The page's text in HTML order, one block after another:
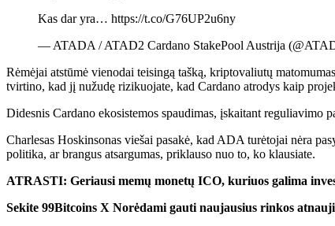
Kas dar yra… https://t.co/G76UP2u6ny
— ATADA / ATAD2 Cardano StakePool Austrija
Rėmėjai atstūmė vienodai teisingą tašką, kriptovaliutų
tvirtino, kad jį nužudę rizikuojate, kad Cardano atrodys kaip
Didesnis Cardano ekosistemos spaudimas, įskaitant
Charlesas Hoskinsonas viešai pasakė, kad ADA turėtojai nėra
politika, ar brangus atsargumas, priklauso nuo to, ko klausiate.
ATRASTI: Geriausi memų monetų ICO, kuriuos galima
Sekite 99Bitcoins X Norėdami gauti naujausius rinkos